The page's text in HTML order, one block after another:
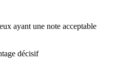
ayant une note acceptable
décisif